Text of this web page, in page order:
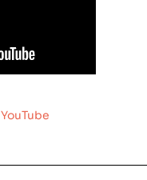
YouTube